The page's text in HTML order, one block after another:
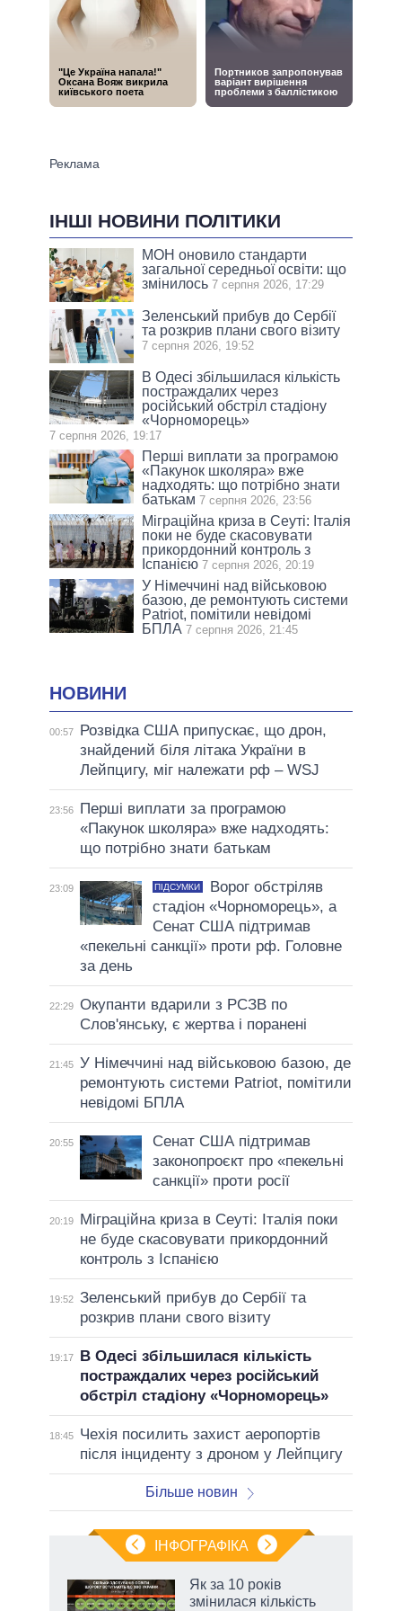
ІНШІ НОВИНИ ПОЛІТИКИ
МОН оновило стандарти
загальної середньої освіти: що
змінилось 7 серпня 2026, 17:29
Зеленський прибув до Сербії
та розкрив плани свого візиту
7 серпня 2026, 19:52
В Одесі збільшилася кількість
постраждалих через
російський обстріл стадіону
«Чорноморець»
7 серпня 2026, 19:17
Перші виплати за програмою
«Пакунок школяра» вже
надходять: що потрібно знати
батькам 7 серпня 2026, 23:56
Міграційна криза в Сеуті: Італія
поки не буде скасовувати
прикордонний контроль з
Іспанією 7 серпня 2026, 20:19
У Німеччині над військовою
базою, де ремонтують системи
Patriot, помітили невідомі
БПЛА 7 серпня 2026, 21:45
НОВИНИ
00:57
Розвідка США припускає, що дрон,
знайдений біля літака України в
Лейпцигу, міг належати рф – WSJ
23:56
Перші виплати за програмою
«Пакунок школяра» вже надходять:
що потрібно знати батькам
23:09 ПІДСУМКИ
Ворог обстріляв
стадіон «Чорноморець», а
Сенат США підтримав
«пекельні санкції» проти рф. Головне
за день
22:29 Окупанти вдарили з РСЗВ по
Слов'янську, є жертва і поранені
21:45 У Німеччині над військовою базою, де
ремонтують системи Patriot, помітили
невідомі БПЛА
20:55
Сенат США підтримав
законопроєкт про «пекельні
санкції» проти росії
20:19
Міграційна криза в Сеуті: Італія поки
не буде скасовувати прикордонний
контроль з Іспанією
19:52 Зеленський прибув до Сербії та
розкрив плани свого візиту
19:17
В Одесі збільшилася кількість
постраждалих через російський
обстріл стадіону «Чорноморець»
18:45
Чехія посилить захист аеропортів
після інциденту з дроном у Лейпцигу
Більше новин
ІНФОГРАФІКА
Як за 10 років
змінилася кількість